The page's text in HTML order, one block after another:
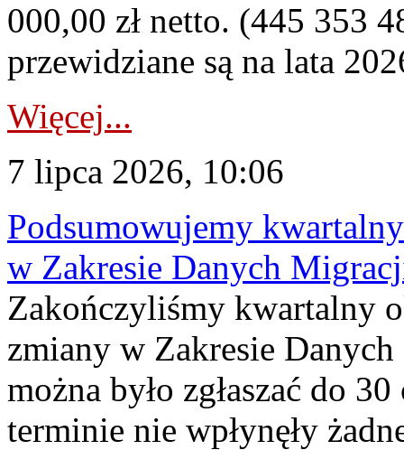
000,00 zł netto. (445 353
przewidziane są na lata
Więcej...
7 lipca 2026, 10:06
Podsumowujemy
w Zakresie Danych
Zakończyliśmy kwartalny
zmiany w Zakresie
można było zgłaszać do
terminie nie wpłynęły